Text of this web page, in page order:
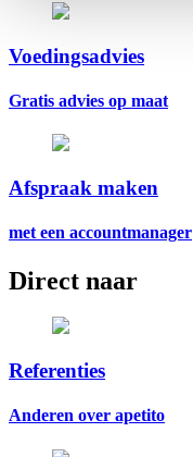
Voedingsadvies
Gratis advies op maat
Afspraak maken
met een accountmanager
Direct naar
Referenties
Anderen over apetito